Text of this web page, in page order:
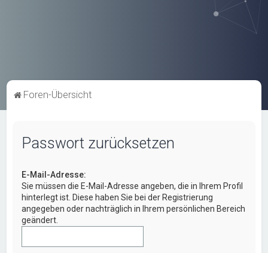
Foren-Übersicht
Passwort zurücksetzen
E-Mail-Adresse:
Sie müssen die E-Mail-Adresse angeben, die in Ihrem Profil
hinterlegt ist. Diese haben Sie bei der Registrierung
angegeben oder nachträglich in Ihrem persönlichen Bereich
geändert.